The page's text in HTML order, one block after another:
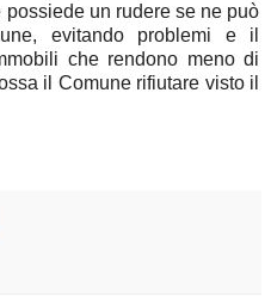
possiede un rudere se ne può
evitando problemi e il
che rendono meno di
il Comune rifiutare visto il